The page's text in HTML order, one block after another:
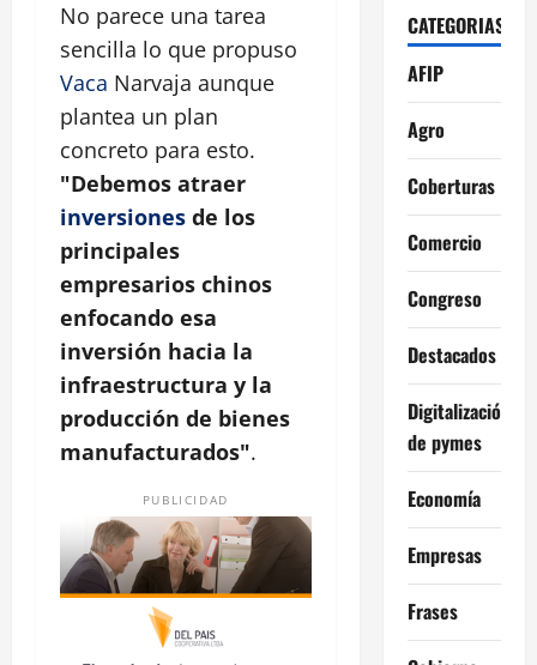
No parece una tarea
sencilla lo que propuso
Vaca Narvaja aunque
plantea un plan
concreto para esto.
"Debemos atraer
inversiones de los
principales
empresarios chinos
enfocando esa
inversión hacia la
infraestructura y la
producción de bienes
manufacturados".
PUBLICIDAD
CATEGORIAS
AFIP
Agro
Coberturas
Comercio
Congreso
Destacados
Digitalización
de pymes
Economía
Empresas
Frases